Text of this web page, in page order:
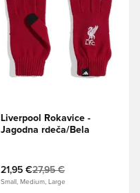
Liverpool Rokavice -
Jagodna rdeča/Bela
21,95 €27,95 €
Small, Medium, Large